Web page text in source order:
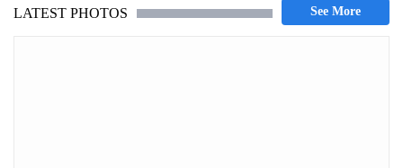
LATEST PHOTOS